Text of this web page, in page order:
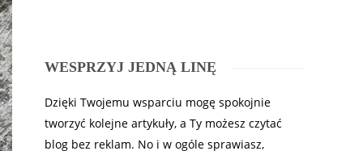
WESPRZYJ JEDNĄ LINĘ
Dzięki Twojemu wsparciu mogę spokojnie
tworzyć kolejne artykuły, a Ty możesz czytać
blog bez reklam. No i w ogóle sprawiasz,